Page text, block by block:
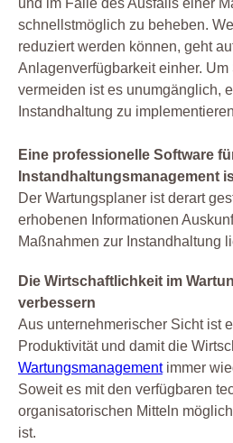
und im Falle des Ausfalls einer
schnellstmöglich zu beheben.
reduziert werden können, geht
Anlagenverfügbarkeit einher. Um
vermeiden ist es unumgänglich,
Instandhaltung zu
Eine professionelle Software
Instandhaltungsmanagement
Der Wartungsplaner ist derart
erhobenen Informationen
Maßnahmen zur Instandhaltung
Die Wirtschaftlichkeit im
verbessern
Aus unternehmerischer Sicht ist
Produktivität und damit die
Wartungsmanagementimmer
Soweit es mit den verfügbaren
organisatorischen Mitteln
ist.